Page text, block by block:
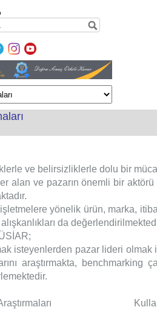
ve belirsizliklerle dolu bir
alan ve pazarın önemli bir
yönelik ürün, marka, itibar,
da
isteyenlerden pazar lideri olmak
araştırmakta, benchmarking
Araştırmaları Kullanım